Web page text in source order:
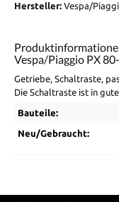
Hersteller: Vespa/
Vespa/Piaggio PX
Getriebe, Schaltraste,
Die Schaltraste ist in
Bauteile:
Neu/Gebraucht: